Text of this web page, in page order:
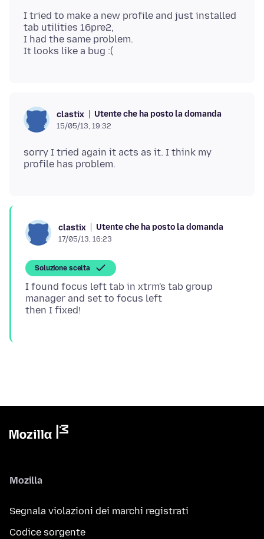
I tried to make a new profile and just installed
tab utilities 16pre2,
I had the same problem.
clastix Utente che ha posto la domanda
15/05/13, 19:32
sorry I tried again it acts as it. I think my
clastix Utente che ha posto la domanda
17/05/13, 16:23
Soluzione scelta
I found focus left tab in xtrm's tab group
manager and set to focus left
Mozilla
Segnala violazioni dei marchi registrati
Codice sorgente